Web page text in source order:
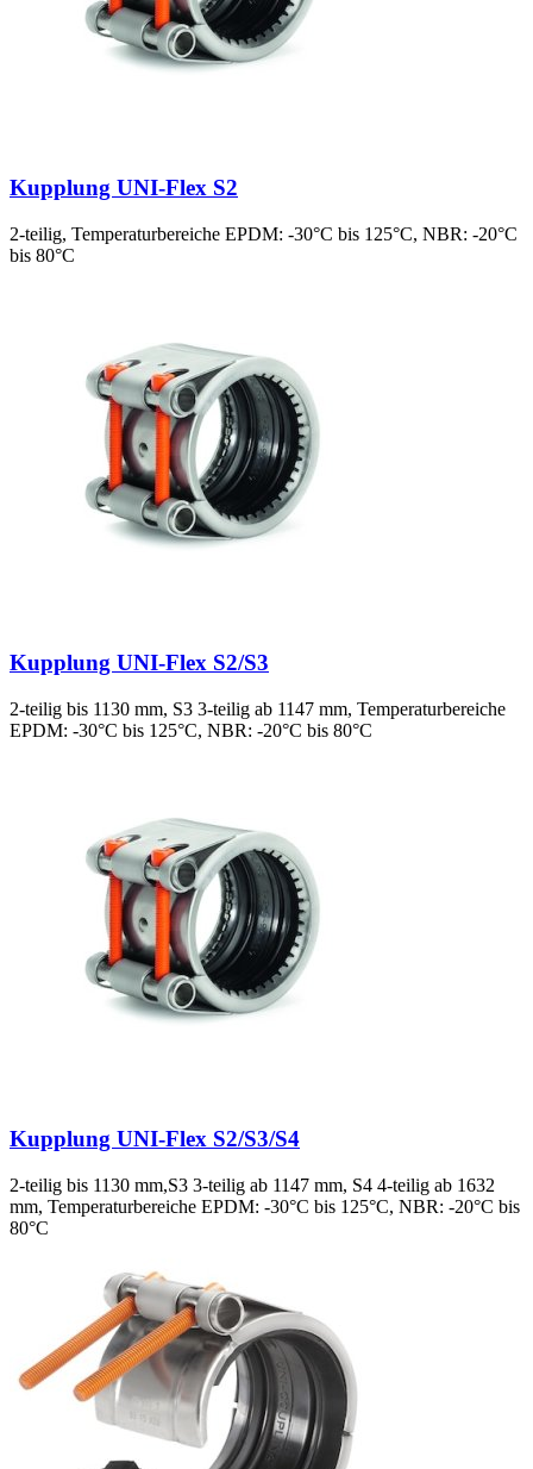
Kupplung UNI-Flex S2
2-teilig, Temperaturbereiche EPDM: -30°C bis 125°C, NBR: -20°C
bis 80°C
Kupplung UNI-Flex S2/S3
2-teilig bis 1130 mm, S3 3-teilig ab 1147 mm, Temperaturbereiche
EPDM: -30°C bis 125°C, NBR: -20°C bis 80°C
Kupplung UNI-Flex S2/S3/S4
2-teilig bis 1130 mm,S3 3-teilig ab 1147 mm, S4 4-teilig ab 1632
mm, Temperaturbereiche EPDM: -30°C bis 125°C, NBR: -20°C bis
80°C